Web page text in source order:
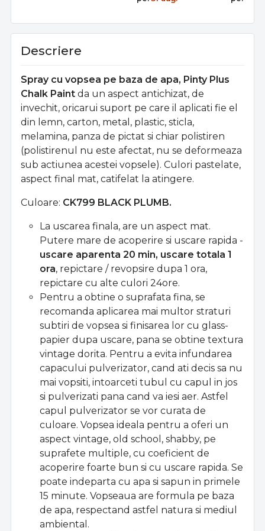
Descriere
Spray cu vopsea pe baza de apa, Pinty Plus
Chalk Paint da un aspect antichizat, de
invechit, oricarui suport pe care il aplicati fie el
din lemn, carton, metal, plastic, sticla,
melamina, panza de pictat si chiar polistiren
(polistirenul nu este afectat, nu se deformeaza
sub actiunea acestei vopsele). Culori pastelate,
aspect final mat, catifelat la atingere.
Culoare: CK799 BLACK PLUMB.
La uscarea finala, are un aspect mat.
Putere mare de acoperire si uscare rapida -
uscare aparenta 20 min, uscare totala 1
ora, repictare / revopsire dupa 1 ora,
repictare cu alte culori 24ore.
Pentru a obtine o suprafata fina, se
recomanda aplicarea mai multor straturi
subtiri de vopsea si finisarea lor cu glass-
papier dupa uscare, pana se obtine textura
vintage dorita. Pentru a evita infundarea
capacului pulverizator, cand ati decis sa nu
mai vopsiti, intoarceti tubul cu capul in jos
si pulverizati pana cand va iesi aer. Astfel
capul pulverizator se vor curata de
culoare. Vopsea ideala pentru a oferi un
aspect vintage, old school, shabby, pe
suprafete multiple, cu coeficient de
acoperire foarte bun si cu uscare rapida. Se
poate indeparta cu apa si sapun in primele
15 minute. Vopseaua are formula pe baza
de apa, respectand astfel natura si mediul
ambiental.